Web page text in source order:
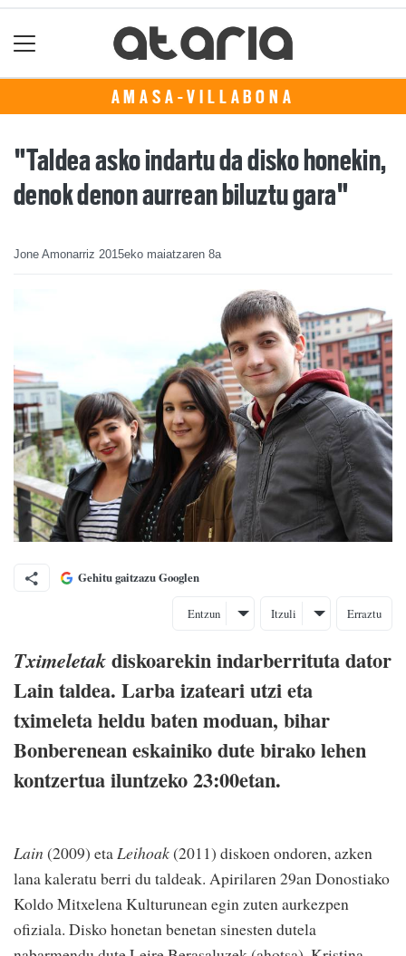
AMASA-VILLABONA
"Taldea asko indartu da disko honekin,
denok denon aurrean biluztu gara"
Jone Amonarriz 2015eko maiatzaren 8a
Gehitu gaitzazu Googlen
Entzun Itzuli Erraztu
Tximeletakdiskoarekin indarberrituta dator
Lain taldea. Larba izateari utzi eta
tximeleta heldu baten moduan, bihar
Bonberenean eskainiko dute birako lehen
kontzertua iluntzeko 23:00etan.
Lain (2009) eta Leihoak(2011) diskoen ondoren, azken
lana kaleratu berri du taldeak. Apirilaren 29an Donostiako
Koldo Mitxelena Kulturunean egin zuten aurkezpen
ofiziala. Disko honetan benetan sinesten dutela